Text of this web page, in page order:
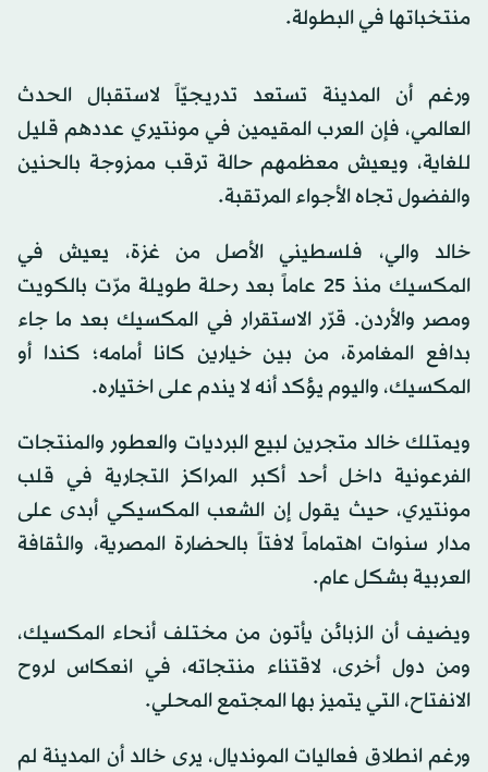
منتخباتها في البطولة.
ورغم أن المدينة تستعد تدريجيّاً لاستقبال الحدث
العالمي، فإن العرب المقيمين في مونتيري عددهم قليل
للغاية، ويعيش معظمهم حالة ترقب ممزوجة بالحنين
والفضول تجاه الأجواء المرتقبة.
خالد والي، فلسطيني الأصل من غزة، يعيش في
المكسيك منذ 25 عاماً بعد رحلة طويلة مرّت بالكويت
ومصر والأردن. قرّر الاستقرار في المكسيك بعد ما جاء
بدافع المغامرة، من بين خيارين كانا أمامه؛ كندا أو
المكسيك، واليوم يؤكد أنه لا يندم على اختياره.
ويمتلك خالد متجرين لبيع البرديات والعطور والمنتجات
الفرعونية داخل أحد أكبر المراكز التجارية في قلب
مونتيري، حيث يقول إن الشعب المكسيكي أبدى على
مدار سنوات اهتماماً لافتاً بالحضارة المصرية، والثقافة
العربية بشكل عام.
ويضيف أن الزبائن يأتون من مختلف أنحاء المكسيك،
ومن دول أخرى، لاقتناء منتجاته، في انعكاس لروح
الانفتاح، التي يتميز بها المجتمع المحلي.
ورغم انطلاق فعاليات المونديال، يرى خالد أن المدينة لم